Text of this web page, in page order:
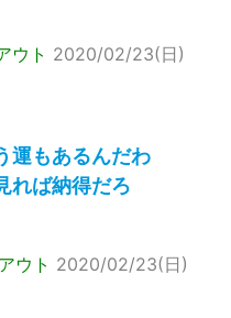
ウト 2020/02/23(日)
運もあるんだわ
れば納得だろ
ウト 2020/02/23(日)